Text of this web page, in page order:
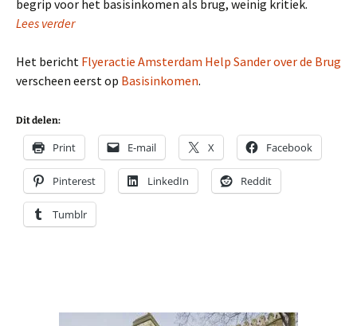
begrip voor het basisinkomen als brug, weinig kritiek.
Lees verder
Het bericht Flyeractie Amsterdam Help Sander over de Brug
verscheen eerst op Basisinkomen.
Dit delen:
Print E-mail X Facebook
Pinterest LinkedIn Reddit
Tumblr